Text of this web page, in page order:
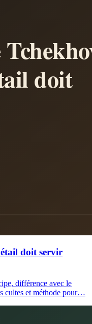
doit servir
différence avec le
cultes et méthode pour…